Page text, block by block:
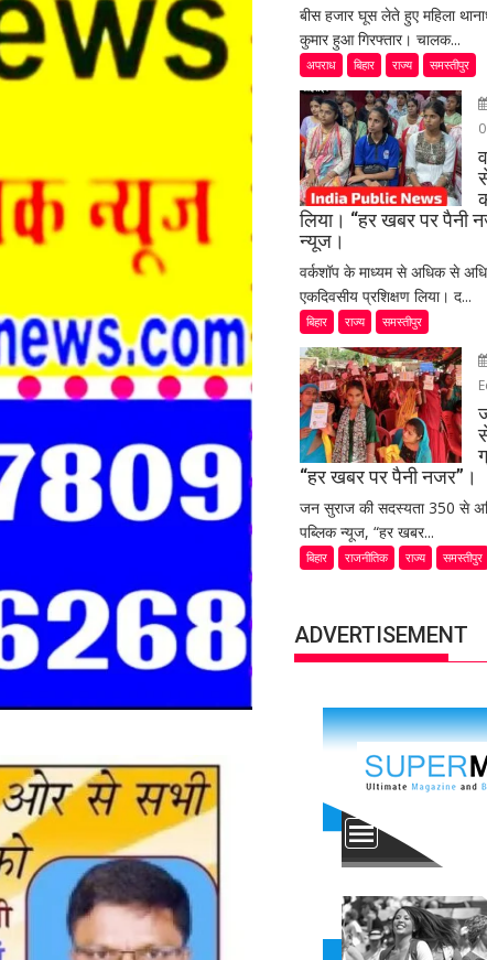
बीस हजार घूस लेते हुए महिला
कुमार हुआ गिरफ्तार। चालक...
अपराध बिहार राज्य समस्तीपुर
0
लिया। “हर खबर पर पैनी
न्यूज।
वर्कशॉप के माध्यम से अधिक से
एकदिवसीय प्रशिक्षण लिया। द...
बिहार राज्य समस्तीपुर
“हर खबर पर पैनी नजर”।
जन सुराज की सदस्यता 350 से
पब्लिक न्यूज, “हर खबर...
बिहार राजनीतिक राज्य समस्तीपुर
ADVERTISEMENT